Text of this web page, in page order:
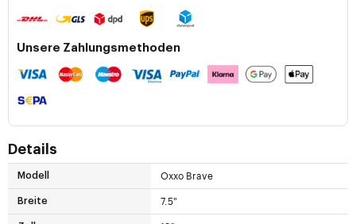
Unsere Zahlungsmethoden
Details
Modell Oxxo Brave
Breite 7.5"